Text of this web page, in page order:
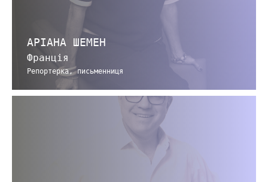
АРІАНА ШЕМЕН
Франція
Репортерка, письменниця